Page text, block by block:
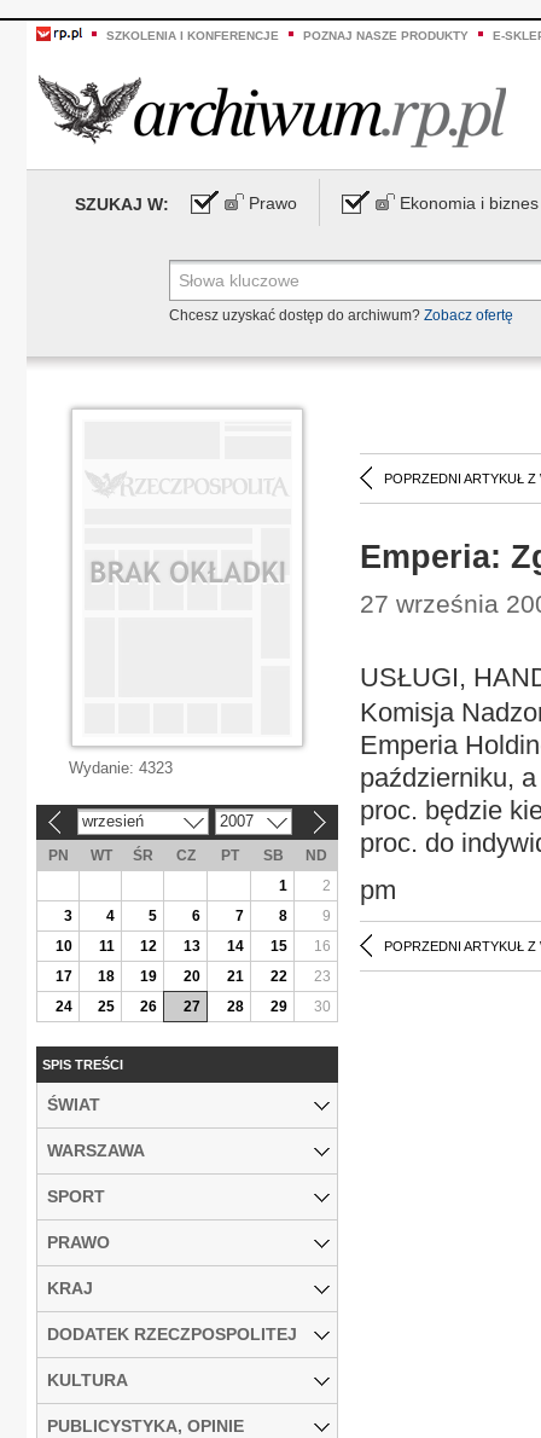
SZKOLENIA I KONFERENCJE POZNAJ NASZE PRODUKTY E-
SZUKAJ W: Prawo Ekonomia i biznes
Chcesz uzyskać dostęp do archiwum? Zobacz ofertę
POPRZEDNI ARTYKUŁ Z
Emperia:
27 września
USŁUGI,
Komisja
Emperia
październiku,
proc. będzie
proc. do
pm
POPRZEDNI ARTYKUŁ Z
Wydanie: 4323
wrzesień 2007
PN WT ŚR CZ PT SB
ND
1
2
3
4 5 6 7 8
9
10
11 12 13 14 15
16
17
18 19 20 21 22
23
24
25 26 27 28 29 30
SPIS TREŚCI
ŚWIAT
WARSZAWA
SPORT
PRAWO
KRAJ
DODATEK RZECZPOSPOLITEJ
KULTURA
PUBLICYSTYKA, OPINIE